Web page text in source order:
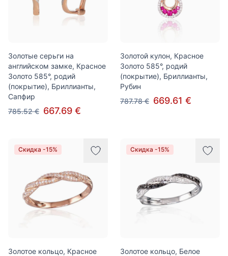
Золотые серьги на
английском замке, Красное
Золото 585°, родий
(покрытие), Бриллианты,
Сапфир
785.52 € 667.69 €
Золотой кулон, Красное
Золото 585°, родий
(покрытие), Бриллианты,
Рубин
787.78 € 669.61 €
Скидка -15%
Золотое кольцо, Красное
Скидка -15%
Золотое кольцо, Белое